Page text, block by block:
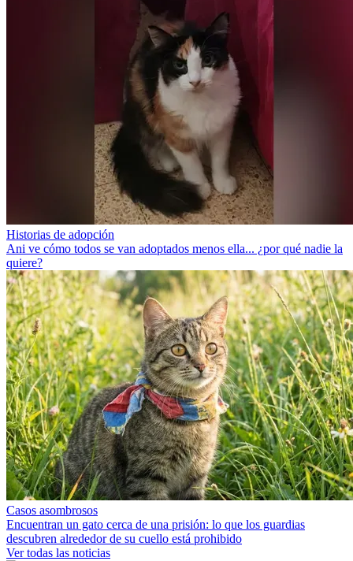
Historias de adopción
Ani ve cómo todos se van adoptados menos ella... ¿por qué nadie la
quiere?
Casos asombrosos
Encuentran un gato cerca de una prisión: lo que los guardias
descubren alrededor de su cuello está prohibido
Ver todas las noticias